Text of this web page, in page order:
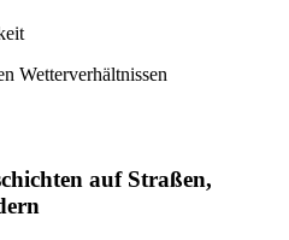
Wetterverhältnissen
auf Straßen,